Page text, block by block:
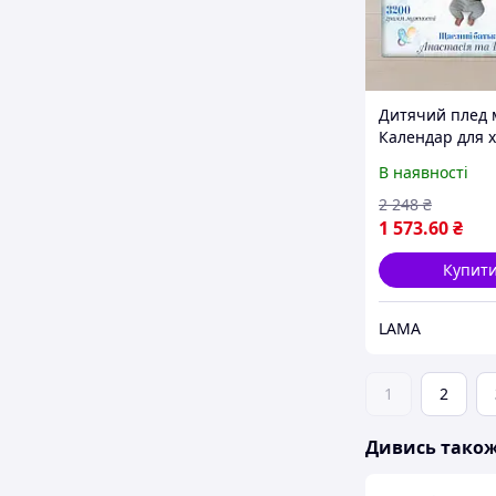
Дитячий плед
Календар для
малюнком
В наявності
1 573.60₴
2 248 ₴
Купити
LAMA
1 2
Дивись